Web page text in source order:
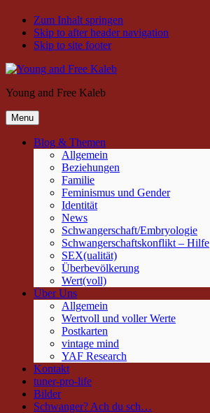
Zum Inhalt springen
Skip to after header navigation
Skip to site footer
Young and Free Kaleb
Menu
Blog & Themen
Allgemein
Beziehungen
Familie
Feminismus und Gender
Identität
News
Schwangerschaft/Embryologie
Schwangerschaftskonflikt – Hilfe
SEX(ualität)
Überbevölkerung
Wert(voll)
Über Uns
Allgemein
Wertvoll und voller Werte
Postkarten
vintage mind
YAF Research
Kontakt
tuner-pro-life
Bilder
Schwanger? Ach du sch…